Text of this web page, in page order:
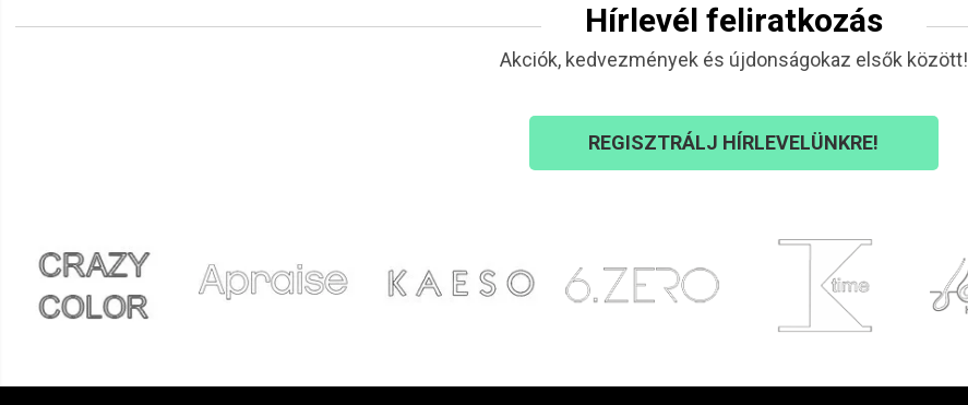
Hírlevél feliratkozás
Akciók, kedvezmények és újdonságokaz elsők között!
REGISZTRÁLJ HÍRLEVELÜNKRE!